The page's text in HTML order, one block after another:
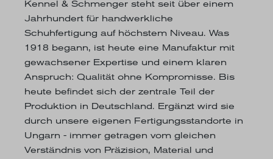
Kennel & Schmenger steht seit über einem
Jahrhundert für handwerkliche
Schuhfertigung auf höchstem Niveau. Was
1918 begann, ist heute eine Manufaktur mit
gewachsener Expertise und einem klaren
Anspruch: Qualität ohne Kompromisse. Bis
heute befindet sich der zentrale Teil der
Produktion in Deutschland. Ergänzt wird sie
durch unsere eigenen Fertigungsstandorte in
Ungarn - immer getragen vom gleichen
Verständnis von Präzision, Material und